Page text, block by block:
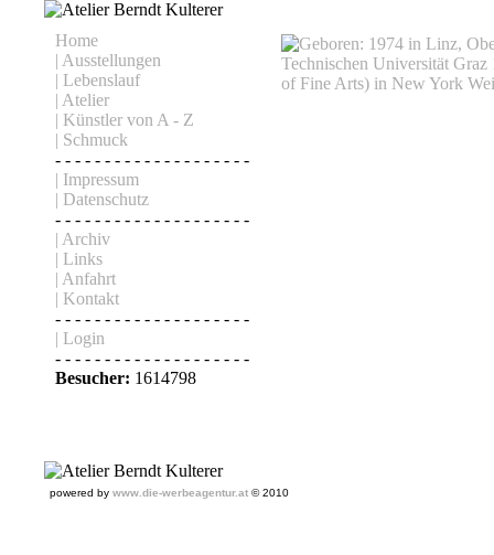
Home
| Ausstellungen
| Lebenslauf
| Atelier
| Künstler von A - Z
| Schmuck
- - - - - - - - - - - - - - - - - - - -
| Impressum
| Datenschutz
- - - - - - - - - - - - - - - - - - - -
| Archiv
| Links
| Anfahrt
| Kontakt
- - - - - - - - - - - - - - - - - - - -
| Login
- - - - - - - - - - - - - - - - - - - -
Besucher: 1614798
powered by www.die-werbeagentur.at © 2010